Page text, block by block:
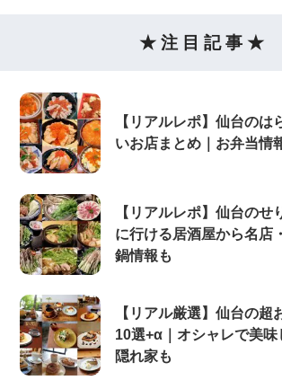
★ 注 目 記 事 ★
【リアルレポ】仙台のは
いお店まとめ｜お弁当情
【リアルレポ】仙台のせ
に行ける居酒屋から名店
鍋情報も
【リアル厳選】仙台の超
10選+α｜オシャレで美味
隠れ家も